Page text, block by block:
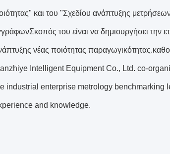
και του "Σχεδίου ανάπτυξης
του είναι να δημιουργήσει την
νέας ποιότητας
Intelligent Equipment Co., Ltd. co-
industrial enterprise metrology benchmarking
and knowledge.